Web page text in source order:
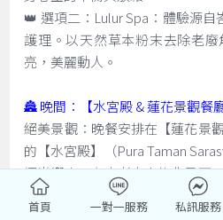
👑 選項二：Lulur Spa：體驗源自
護理。以天然草本粉末去除老
亮，美麗動人。
🏯 晚間：【水宮殿 & 蓮花景觀餐
絕美景觀：晚餐安排在【蓮花景
的【水宮殿】（Pura Taman
燭光饗宴：在古老寺廟的背景下
紅蓮花，伴隨著峇里島傳統舞
首頁 一對一服務 私訊服務